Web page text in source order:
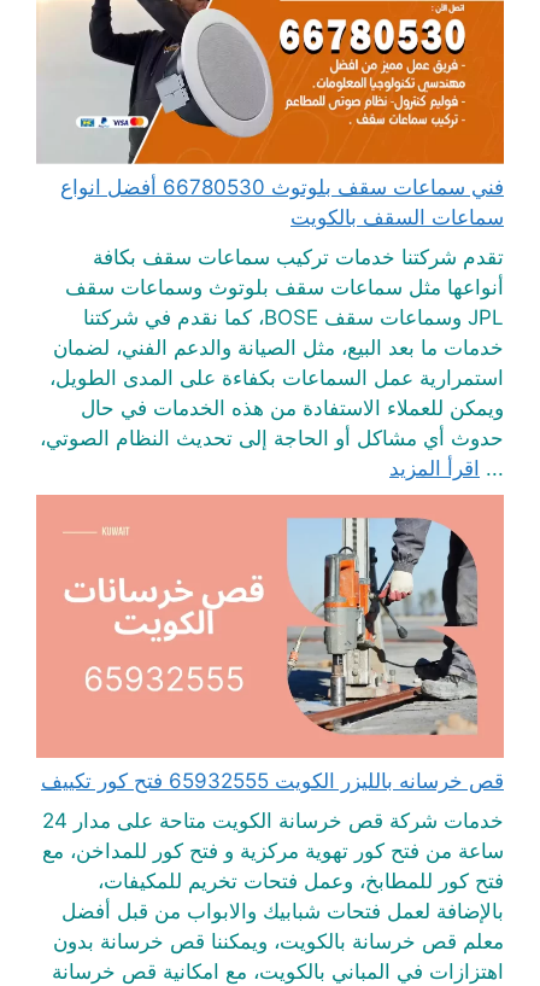
فني سماعات سقف بلوتوث 66780530 أفضل انواع
سماعات السقف بالكويت
تقدم شركتنا خدمات تركيب سماعات سقف بكافة
أنواعها مثل سماعات سقف بلوتوث وسماعات سقف
JPL وسماعات سقف BOSE، كما نقدم في شركتنا
خدمات ما بعد البيع، مثل الصيانة والدعم الفني، لضمان
استمرارية عمل السماعات بكفاءة على المدى الطويل،
ويمكن للعملاء الاستفادة من هذه الخدمات في حال
حدوث أي مشاكل أو الحاجة إلى تحديث النظام الصوتي،
... اقرأ المزيد
قص خرسانه بالليزر الكويت 65932555 فتح كور تكييف
خدمات شركة قص خرسانة الكويت متاحة على مدار 24
ساعة من فتح كور تهوية مركزية و فتح كور للمداخن، مع
فتح كور للمطابخ، وعمل فتحات تخريم للمكيفات،
بالإضافة لعمل فتحات شبابيك والابواب من قبل أفضل
معلم قص خرسانة بالكويت، ويمكننا قص خرسانة بدون
اهتزازات في المباني بالكويت، مع امكانية قص خرسانة